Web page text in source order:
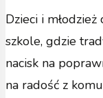
Dzieci i
szkole, gdzie
nacisk na
na radość z